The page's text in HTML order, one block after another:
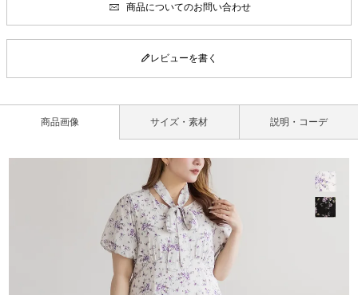
商品についてのお問い合わせ
レビューを書く
商品画像 サイズ・素材 説明・コーデ